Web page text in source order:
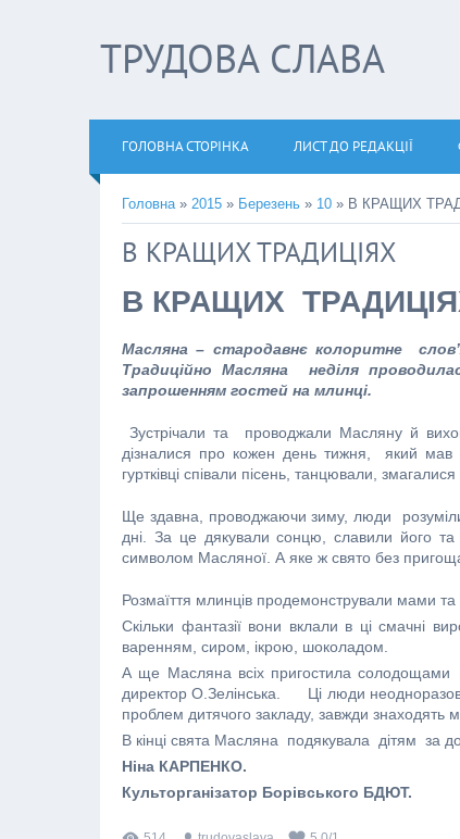
ТРУДОВА СЛАВА
ГОЛОВНА СТОРІНКА ЛИСТ ДО РЕДАКЦІЇ
Головна» 2015 » Березень » 10 » В КРАЩИХ
В КРАЩИХ ТРАДИЦІЯХ
В КРАЩИХ
Масляна – стародавнє колоритне
Традиційно Масляна неділя
запрошенням гостей на млинці.
Зустрічали та проводжали Масляну й
дізналися про кожен день тижня, який мав
гуртківці співали пісень, танцювали,
Ще здавна, проводжаючи зиму, люди
дні. За це дякували сонцю, славили його
символом Масляної. А яке ж свято без
Розмаїття млинців продемонстрували мами та
Скільки фантазії вони вклали в ці смачні
варенням, сиром, ікрою, шоколадом.
А ще Масляна всіх пригостила
директор О.Зелінська. Ці люди
проблем дитячого закладу, завжди знаходять
В кінці свята Масляна подякувала дітям за
Ніна КАРПЕНКО.
Культорганізатор Борівського БДЮТ.